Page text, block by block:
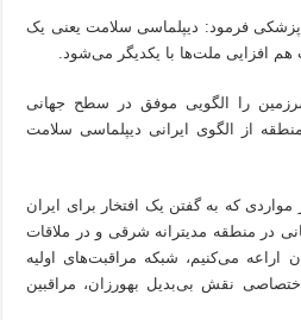
فرمود: دیپلماسی سلامت یعنی یک
افزایی ملت‌ها با یکدیگر می‌شود.
را الگویی موفق در سطح جهانی
از الگوی ایرانی دیپلماسی سلامت
که به گفتن یک افتخار برای ایران
در منطقه مدیترانه شرقی و در ملاقات
اراعه می‌کنیم، شبکه مراقبت‌های اولیه
نقش بی‌بدیل بهورزان، مراقبین